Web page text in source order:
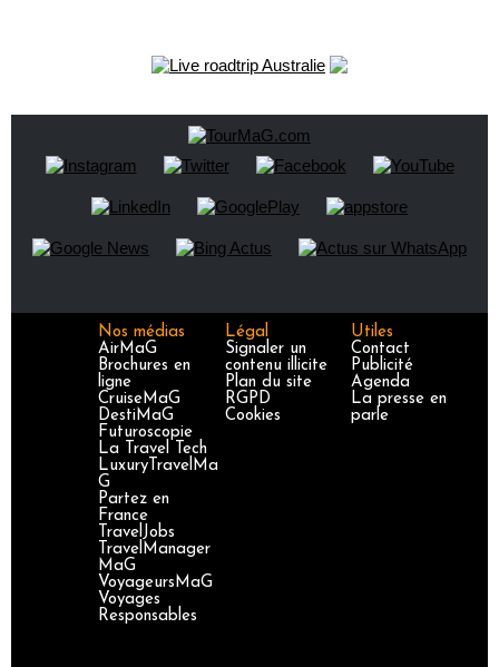
Nos médias
AirMaG
Brochures en
ligne
CruiseMaG
DestiMaG
Futuroscopie
La Travel Tech
LuxuryTravelMa
G
Partez en
France
TravelJobs
TravelManager
MaG
VoyageursMaG
Voyages
Responsables
Légal
Signaler un
contenu illicite
Plan du site
RGPD
Cookies
Utiles
Contact
Publicité
Agenda
La presse en
parle